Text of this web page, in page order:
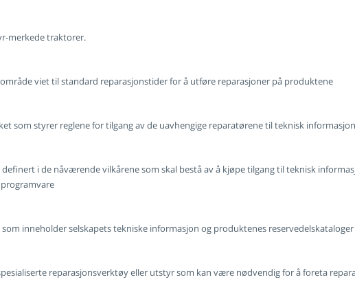
merkede traktorer.
viet til standard reparasjonstider for å utføre reparasjoner på produktene
som styrer reglene for tilgang av de uavhengige reparatørene til teknisk
i de nåværende vilkårene som skal bestå av å kjøpe tilgang til teknisk
inneholder selskapets tekniske informasjon og produktenes reservedelskataloger
reparasjonsverktøy eller utstyr som kan være nødvendig for å foreta